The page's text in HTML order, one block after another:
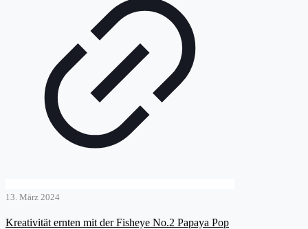
13. März 2024
Kreativität ernten mit der Fisheye No.2 Papaya Pop